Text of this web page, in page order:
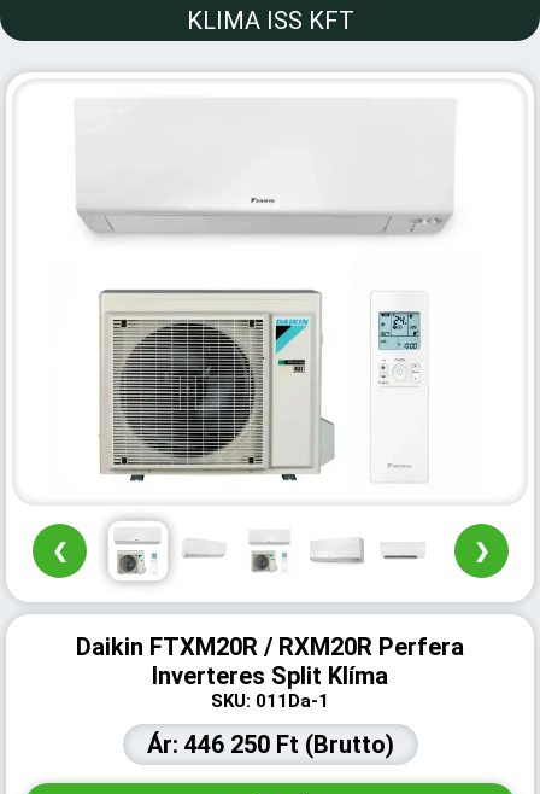
KLIMA ISS KFT
❮ ❯
Daikin FTXM20R / RXM20R Perfera
Inverteres Split Klíma
SKU: 011Da-1
Ár: 446 250 Ft (Brutto)